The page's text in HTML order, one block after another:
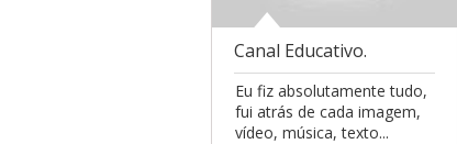
Canal Educativo.
Eu fiz absolutamente tudo,
fui atrás de cada imagem,
vídeo, música, texto...